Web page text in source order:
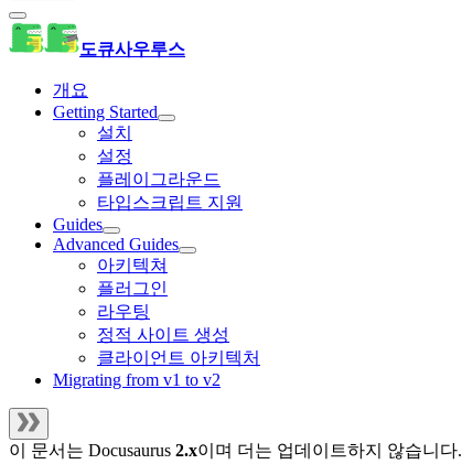
도큐사우루스
개요
Getting Started
설치
설정
플레이그라운드
타입스크립트 지원
Guides
Advanced Guides
아키텍쳐
플러그인
라우팅
정적 사이트 생성
클라이언트 아키텍처
Migrating from v1 to v2
이 문서는 Docusaurus 2.x이며 더는 업데이트하지 않습니다.